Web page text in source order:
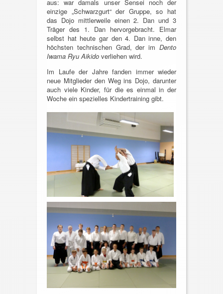
aus: war damals unser Sensei noch der
einzige „Schwarzgurt“ der Gruppe, so hat
das Dojo mittlerweile einen 2. Dan und 3
Träger des 1. Dan hervorgebracht. Elmar
selbst hat heute gar den 4. Dan inne, den
höchsten technischen Grad, der im Dento
Iwama Ryu Aikido verliehen wird.
Im Laufe der Jahre fanden immer wieder
neue Mitglieder den Weg ins Dojo, darunter
auch viele Kinder, für die es einmal in der
Woche ein spezielles Kindertraining gibt.